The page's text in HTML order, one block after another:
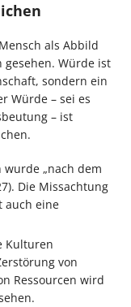
als Abbild
gesehen. Würde ist
sondern ein
Würde – sei es
– ist
wurde „nach dem
Die Missachtung
auch eine
Kulturen
von
Ressourcen wird